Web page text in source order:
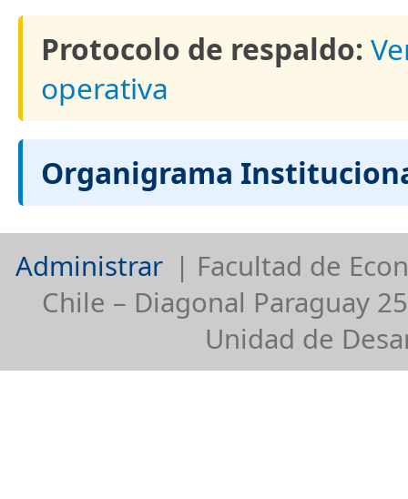
Protocolo de respaldo:
operativa
Organigrama
Administrar | Facultad de
Chile – Diagonal Paraguay
Unidad de